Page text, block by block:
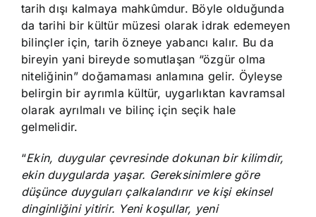
tarih dışı kalmaya mahkûmdur. Böyle olduğunda
da tarihi bir kültür müzesi olarak idrak edemeyen
bilinçler için, tarih özneye yabancı kalır. Bu da
bireyin yani bireyde somutlaşan “özgür olma
niteliğinin” doğamaması anlamına gelir. Öyleyse
belirgin bir ayrımla kültür, uygarlıktan kavramsal
olarak ayrılmalı ve bilinç için seçik hale
gelmelidir.
“Ekin, duygular çevresinde dokunan bir kilimdir,
ekin duygularda yaşar. Gereksinimlere göre
düşünce duyguları çalkalandırır ve kişi ekinsel
dinginliğini yitirir. Yeni koşullar, yeni